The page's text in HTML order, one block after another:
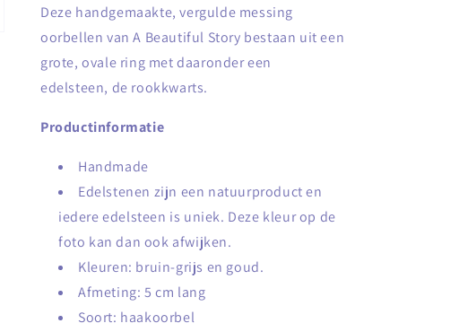
Deze handgemaakte, vergulde messing
oorbellen van A Beautiful Story bestaan uit een
grote, ovale ring met daaronder een
edelsteen, de rookkwarts.
Productinformatie
Handmade
Edelstenen zijn een natuurproduct en
iedere edelsteen is uniek. Deze kleur op de
foto kan dan ook afwijken.
Kleuren: bruin-grijs en goud.
Afmeting: 5 cm lang
Soort: haakoorbel